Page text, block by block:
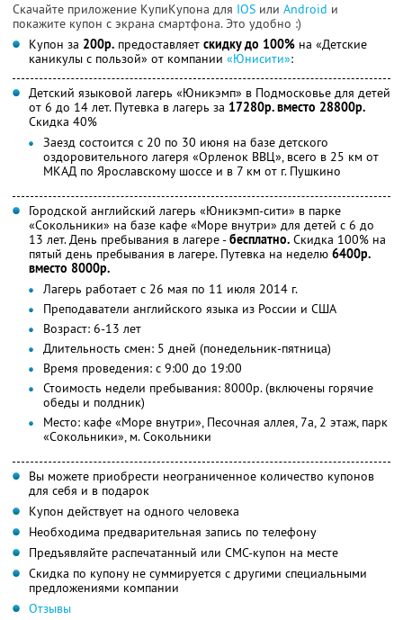
Скачайте приложение КупиКупона для IOS или Android и
покажите купон с экрана смартфона. Это удобно :)
Купон за 200р. предоставляет скидку до 100% на «Детские
каникулы с пользой» от компании «Юнисити»:
Детский языковой лагерь «Юникэмп» в Подмосковье для детей
от 6 до 14 лет. Путевка в лагерь за 17280р. вместо 28800р.
Скидка 40%
Заезд состоится с 20 по 30 июня на базе детского
оздоровительного лагеря «Орленок ВВЦ», всего в 25 км от
МКАД по Ярославскому шоссе и в 7 км от г. Пушкино
Городской английский лагерь «Юникэмп-сити» в парке
«Сокольники» на базе кафе «Море внутри» для детей с 6 до
13 лет. День пребывания в лагере -бесплатно. Скидка 100% на
пятый день пребывания в лагере. Путевка на неделю 6400р.
вместо 8000р.
Лагерь работает с 26 мая по 11 июля 2014 г.
Преподаватели английского языка из России и США
Возраст: 6-13 лет
Длительность смен: 5 дней (понедельник-пятница)
Время проведения: с 9:00 до 19:00
Стоимость недели пребывания: 8000р. (включены горячие
обеды и полдник)
Место: кафе «Море внутри», Песочная аллея, 7а, 2 этаж, парк
«Сокольники», м. Сокольники
Вы можете приобрести неограниченное количество купонов
для себя и в подарок
Купон действует на одного человека
Необходима предварительная запись по телефону
Предъявляйте распечатанный или СМС-купон на месте
Скидка по купону не суммируется с другими специальными
предложениями компании
Отзывы